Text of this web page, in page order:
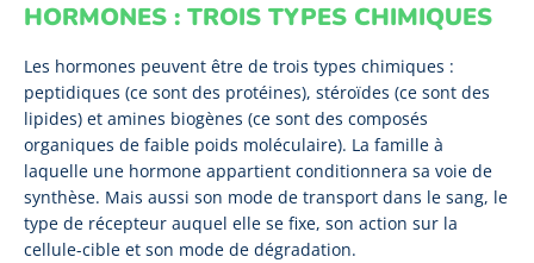
HORMONES : TROIS TYPES CHIMIQUES
Les hormones peuvent être de trois types chimiques :
peptidiques (ce sont des protéines), stéroïdes (ce sont des
lipides) et amines biogènes (ce sont des composés
organiques de faible poids moléculaire). La famille à
laquelle une hormone appartient conditionnera sa voie de
synthèse. Mais aussi son mode de transport dans le sang, le
type de récepteur auquel elle se fixe, son action sur la
cellule-cible et son mode de dégradation.